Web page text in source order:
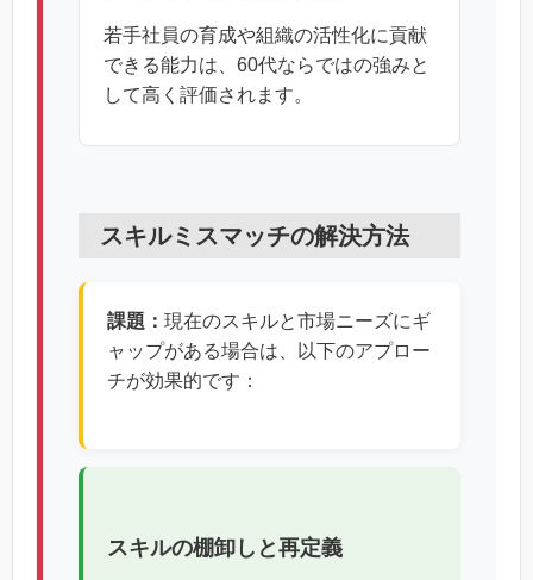
若手社員の育成や組織の活性化に貢献
できる能力は、60代ならではの強みと
して高く評価されます。
スキルミスマッチの解決方法
課題： 現在のスキルと市場ニーズにギ
ャップがある場合は、以下のアプロー
チが効果的です：
スキルの棚卸しと再定義